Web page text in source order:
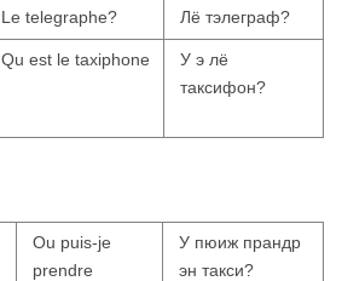
Le telegraphe? Лё тэлеграф?
Qu est le taxiphone
У э лё
таксифон?
Ou puis-je
prendre
У пюиж прандр
эн такси?